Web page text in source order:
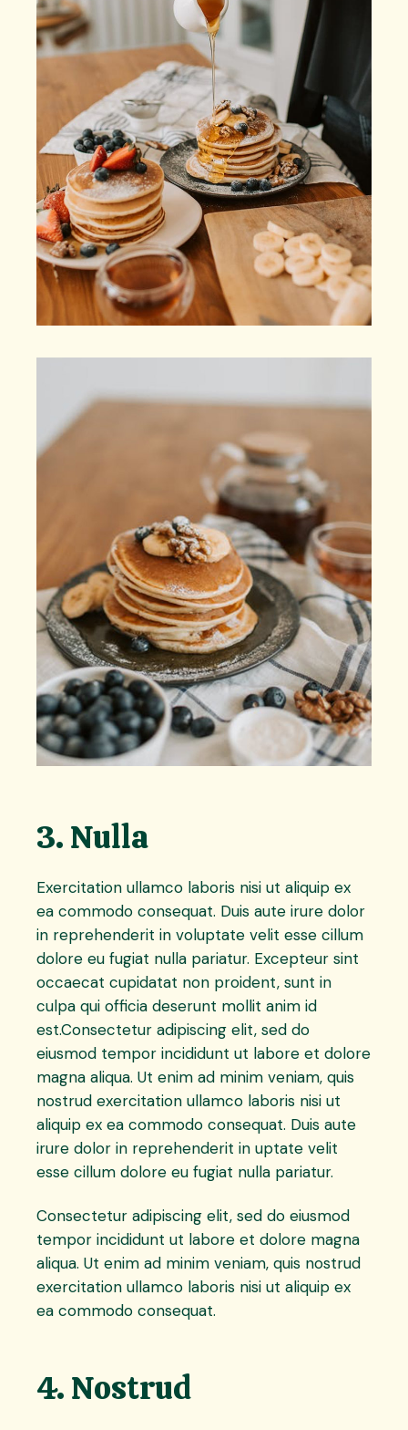
3. Nulla
Exercitation ullamco laboris nisi ut aliquip ex
ea commodo consequat. Duis aute irure dolor
in reprehenderit in voluptate velit esse cillum
dolore eu fugiat nulla pariatur. Excepteur sint
occaecat cupidatat non proident, sunt in
culpa qui officia deserunt mollit anim id
est.Consectetur adipiscing elit, sed do
eiusmod tempor incididunt ut labore et dolore
magna aliqua. Ut enim ad minim veniam, quis
nostrud exercitation ullamco laboris nisi ut
aliquip ex ea commodo consequat. Duis aute
irure dolor in reprehenderit in uptate velit
esse cillum dolore eu fugiat nulla pariatur.
Consectetur adipiscing elit, sed do eiusmod
tempor incididunt ut labore et dolore magna
aliqua. Ut enim ad minim veniam, quis nostrud
exercitation ullamco laboris nisi ut aliquip ex
ea commodo consequat.
4. Nostrud